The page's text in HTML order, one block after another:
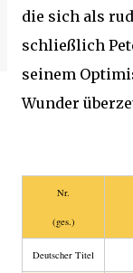
die sich als
schließlich
seinem
Wunder
Nr.
(ges.)
Deutscher Titel